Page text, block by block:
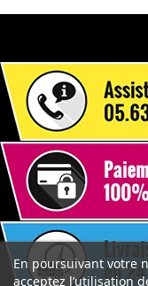
En poursuivant votre
acceptez l’utilisation